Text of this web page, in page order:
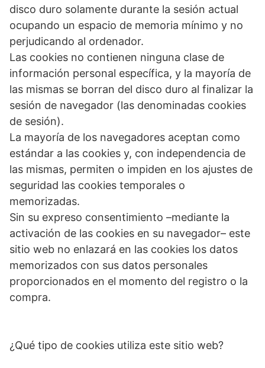
disco duro solamente durante la sesión actual
ocupando un espacio de memoria mínimo y no
perjudicando al ordenador.
Las cookies no contienen ninguna clase de
información personal específica, y la mayoría de
las mismas se borran del disco duro al finalizar la
sesión de navegador (las denominadas cookies
de sesión).
La mayoría de los navegadores aceptan como
estándar a las cookies y, con independencia de
las mismas, permiten o impiden en los ajustes de
seguridad las cookies temporales o
memorizadas.
Sin su expreso consentimiento –mediante la
activación de las cookies en su navegador– este
sitio web no enlazará en las cookies los datos
memorizados con sus datos personales
proporcionados en el momento del registro o la
compra.
¿Qué tipo de cookies utiliza este sitio web?